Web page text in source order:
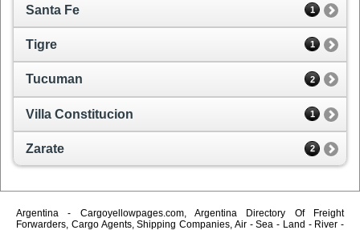
Santa Fe 1
Tigre 1
Tucuman 2
Villa Constitucion 1
Zarate 2
Argentina - Cargoyellowpages.com, Argentina Directory Of Freight
Forwarders, Cargo Agents, Shipping Companies, Air - Sea - Land - River -